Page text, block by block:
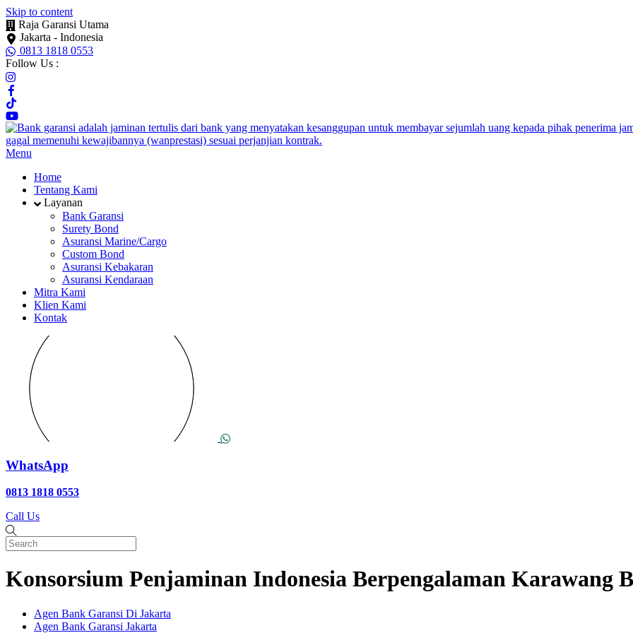
Skip to content
Raja Garansi Utama
Jakarta - Indonesia
0813 1818 0553
Follow Us :
Menu
Home
Tentang Kami
Layanan
Bank Garansi
Surety Bond
Asuransi Marine/Cargo
Custom Bond
Asuransi Kebakaran
Asuransi Kendaraan
Mitra Kami
Klien Kami
Kontak
WhatsApp
0813 1818 0553
Call Us
Konsorsium Penjaminan Indonesia Berpengalaman Karawang
Agen Bank Garansi Di Jakarta
Agen Bank Garansi Jakarta